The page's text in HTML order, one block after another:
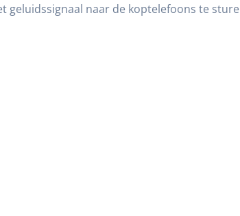
geluidssignaal naar de koptelefoons te